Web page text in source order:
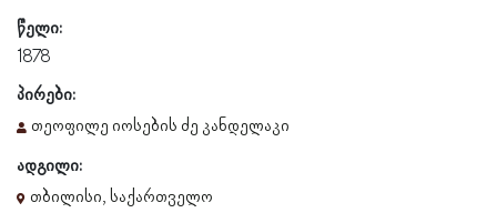
წელი:
1878
პირები:
თეოფილე იოსების ძე კანდელაკი
ადგილი:
თბილისი, საქართველო